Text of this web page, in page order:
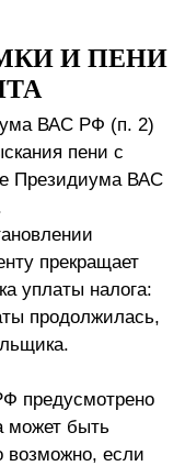
И ПЕНИ
ВАС РФ (п. 2)
пени с
Президиума ВАС
прекращает
уплаты налога:
продолжилась,
предусмотрено
может быть
возможно, если